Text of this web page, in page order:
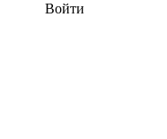
Войти